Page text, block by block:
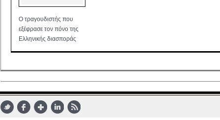
Ο τραγουδιστής που
εξέφρασε τον πόνο της
Ελληνικής διασποράς